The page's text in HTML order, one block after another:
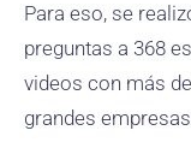
Para eso, se
preguntas a 368
videos con más
grandes